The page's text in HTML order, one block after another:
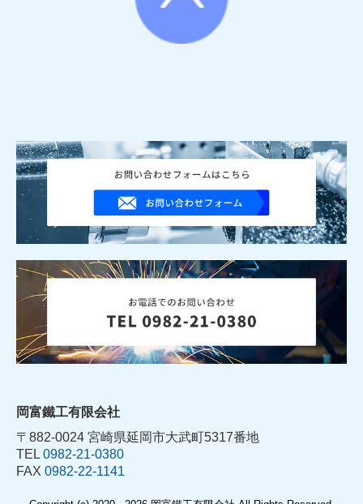
岡富鐵工有限会社
〒882-0024 宮崎県延岡市大武町5317番地
TEL 0982-21-0380
FAX 0982-22-1141